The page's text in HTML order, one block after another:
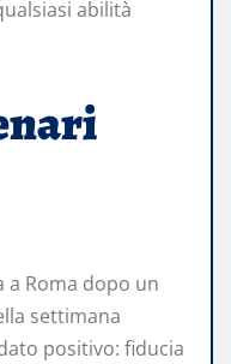
abilità
a Roma dopo un
settimana
positivo: fiducia